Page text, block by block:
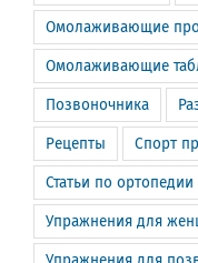
Омолаживающие
Омолаживающие
Позвоночника
Рецепты Спорт
Статьи по ортопедии
Упражнения для